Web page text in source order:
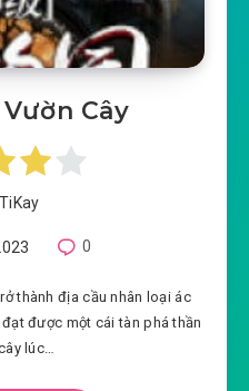
Cây
TiKay
0
thành địa cầu nhân loại ác
được một cái tàn phá thần
lúc…